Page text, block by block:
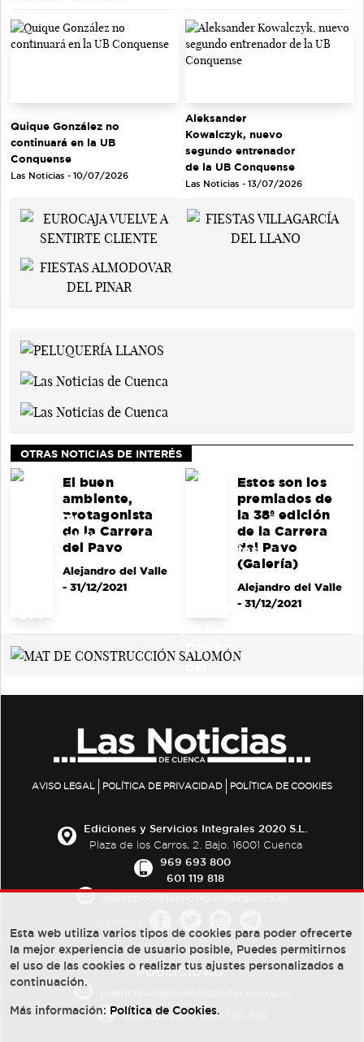
Quique González no
continuará en la UB
Conquense
Las Noticias - 10/07/2026
Aleksander
Kowalczyk, nuevo
segundo entrenador
de la UB Conquense
Las Noticias - 13/07/2026
OTRAS NOTICIAS DE INTERÉS
El buen
ambiente,
protagonista
de la Carrera
del Pavo
Alejandro del Valle
- 31/12/2021
Estos son los
premiados de
la 38ª edición
de la Carrera
del Pavo
(Galería)
Alejandro del Valle
- 31/12/2021
AVISO LEGAL POLÍTICA DE PRIVACIDAD POLÍTICA DE COOKIES
Ediciones y Servicios Integrales 2020 S.L.
Plaza de los Carros, 2. Bajo. 16001 Cuenca
969 693 800
601 119 818
PUBLICIDAD:
684 126 573/670 726 392
Esta web utiliza varios tipos de cookies para poder ofrecerte
la mejor experiencia de usuario posible, Puedes permitirnos
el uso de las cookies o realizar tus ajustes personalizados a
continuación.
Más información: Política de Cookies.